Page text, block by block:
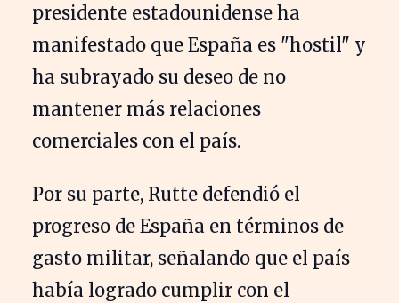
presidente estadounidense ha
manifestado que España es "hostil" y
ha subrayado su deseo de no
mantener más relaciones
comerciales con el país.
Por su parte, Rutte defendió el
progreso de España en términos de
gasto militar, señalando que el país
había logrado cumplir con el